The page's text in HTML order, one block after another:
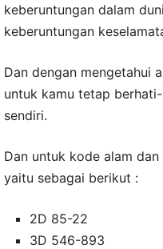
keberuntungan dalam
keberuntungan
Dan dengan mengetahui
untuk kamu tetap
sendiri.
Dan untuk kode alam
yaitu sebagai berikut :
2D 85-22
3D 546-893